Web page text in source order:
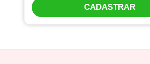
CADASTRAR